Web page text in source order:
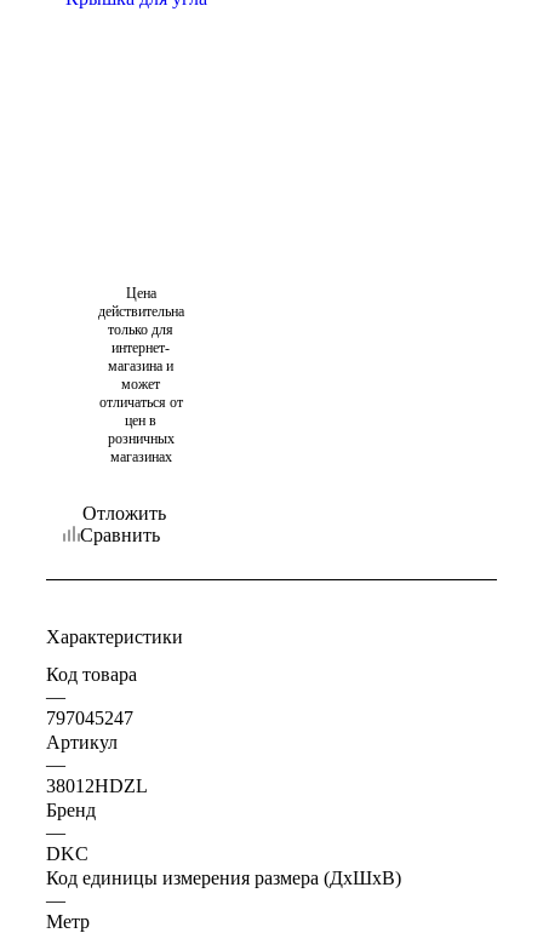
Цена
действительна
только для
интернет-
магазина и
может
отличаться от
цен в
розничных
магазинах
Отложить
Сравнить
Характеристики
Код товара
—
797045247
Артикул
—
38012HDZL
Бренд
—
DKC
Код единицы измерения размера (ДхШхВ)
—
Метр